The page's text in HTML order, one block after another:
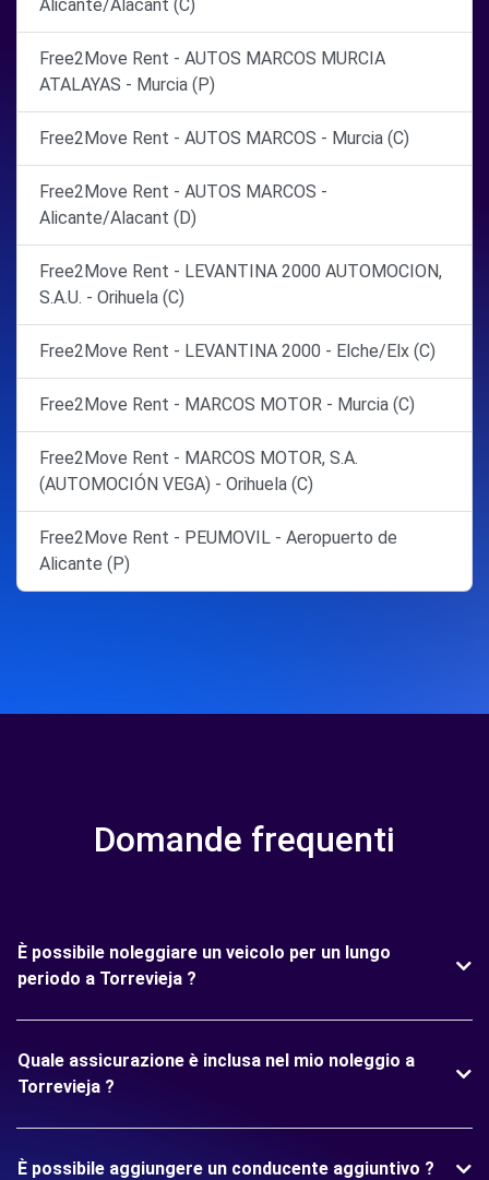
Alicante/Alacant (C)
Free2Move Rent - AUTOS MARCOS MURCIA
ATALAYAS - Murcia (P)
Free2Move Rent - AUTOS MARCOS - Murcia (C)
Free2Move Rent - AUTOS MARCOS -
Alicante/Alacant (D)
Free2Move Rent - LEVANTINA 2000 AUTOMOCION,
S.A.U. - Orihuela (C)
Free2Move Rent - LEVANTINA 2000 - Elche/Elx (C)
Free2Move Rent - MARCOS MOTOR - Murcia (C)
Free2Move Rent - MARCOS MOTOR, S.A.
(AUTOMOCIÓN VEGA) - Orihuela (C)
Free2Move Rent - PEUMOVIL - Aeropuerto de
Alicante (P)
Domande frequenti
È possibile noleggiare un veicolo per un lungo
periodo a Torrevieja ?
Quale assicurazione è inclusa nel mio noleggio a
Torrevieja ?
È possibile aggiungere un conducente aggiuntivo ?